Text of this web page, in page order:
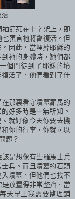
活
釘死在十字架上，即
也預言祂將會復活。但
因此，當埋葬耶穌的
祂的身體時，她們都
個門徒到了耶穌的墳
活了。他們看到了什
那裏看守墳墓羅馬的
好多時是一無所知。
就好像今天你要去機
你的行李，你就可以
題？
是想像有些羅馬士兵
兵。而且墳墓的石頭
墳墓。但他們也找不
放置得非常整齊。當
天早上我需要整理鋪